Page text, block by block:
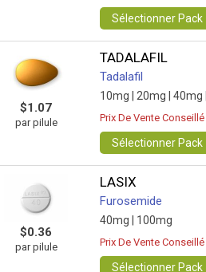
Sélectionner Pack
$1.07
par pilule
TADALAFIL
Tadalafil
10mg | 20mg | 40mg |
Prix De Vente
Sélectionner Pack
$0.36
par pilule
LASIX
Furosemide
40mg | 100mg
Prix De Vente
Sélectionner Pack